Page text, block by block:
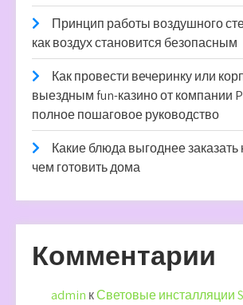
Принцип работы воздушного
как воздух становится безопасным
Как провести вечеринку или
выездным fun-казино от компании
полное пошаговое руководство
Какие блюда выгоднее заказать
чем готовить дома
Комментарии
admin кСветовые инсталляции